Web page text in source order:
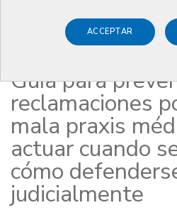
ACCEPTAR
Seguretat
Guía para
reclamaciones
mala praxis
actuar cuando
cómo
judicialmente